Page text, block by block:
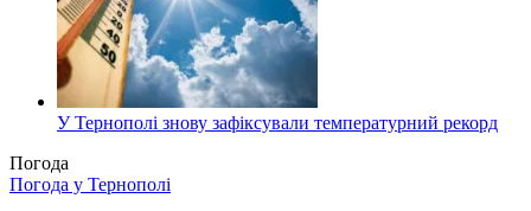
У Тернополі знову зафіксували температурний рекорд
Погода
Погода у Тернополі